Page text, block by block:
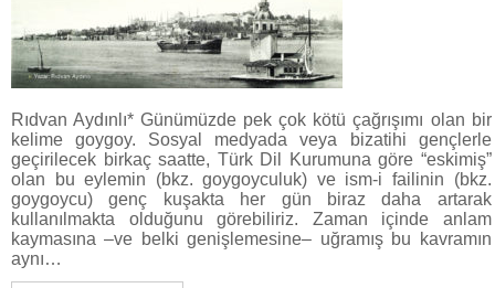
Rıdvan Aydınlı* Günümüzde pek çok kötü çağrışımı olan bir
kelime goygoy. Sosyal medyada veya bizatihi gençlerle
geçirilecek birkaç saatte, Türk Dil Kurumuna göre “eskimiş”
olan bu eylemin (bkz. goygoyculuk) ve ism-i failinin (bkz.
goygoycu) genç kuşakta her gün biraz daha artarak
kullanılmakta olduğunu görebiliriz. Zaman içinde anlam
kaymasına –ve belki genişlemesine– uğramış bu kavramın
aynı…